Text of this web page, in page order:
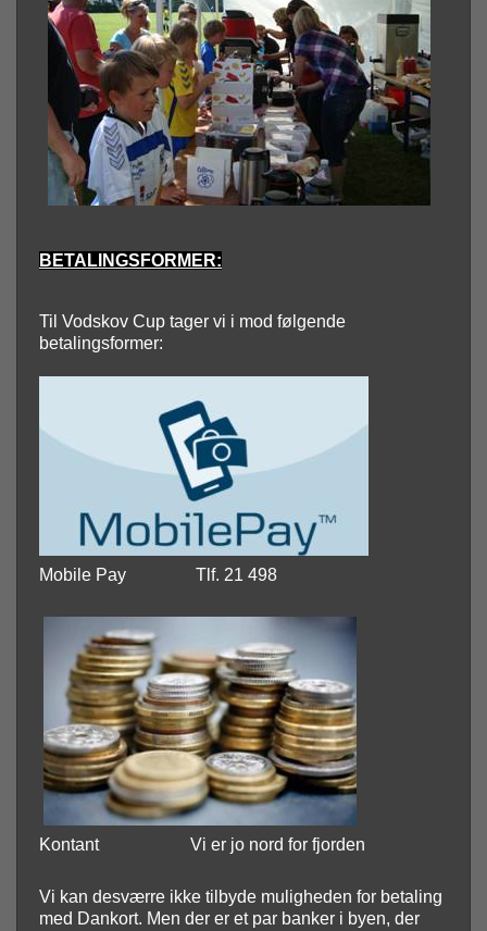
BETALINGSFORMER:
Til Vodskov Cup tager vi i mod følgende
betalingsformer:
Mobile Pay Tlf. 21 498
Kontant Vi er jo nord for fjorden
Vi kan desværre ikke tilbyde muligheden for betaling
med Dankort. Men der er et par banker i byen, der